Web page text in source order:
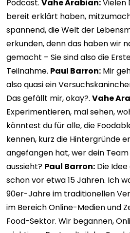
Podcast.Vahe Arabian:Vielen
bereit erklärt haben,
spannend, die Welt der
erkunden, denn das haben wir
gemacht – Sie sind also die
Teilnahme. Paul Barron: Mir
also quasi ein
Das gefällt mir, okay?.Vahe
Experimentieren, mal sehen,
könntest du für alle, die
kennen, kurz die Hintergründe
angefangen hat, wer dein
aussieht? Paul Barron: Die
schon vor etwa 15 Jahren. Ich
90er-Jahre im traditionellen
im Bereich Online-Medien und
Food-Sektor. Wir begannen,